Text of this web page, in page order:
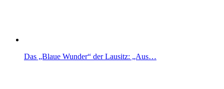
Das „Blaue Wunder“ der Lausitz: „Aus…